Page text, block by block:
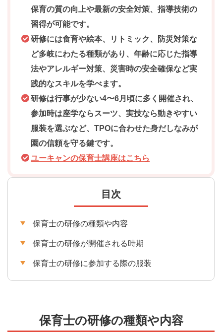
保育の質の向上や最新の安全対策、指導技術の
習得が可能です。
研修には食育や絵本、リトミック、防災対策な
ど多岐にわたる種類があり、年齢に応じた指導
法やアレルギー対策、災害時の安全確保など実
践的なスキルを学べます。
研修は行事が少ない4〜6月頃に多く開催され、
参加時は座学ならスーツ、実技なら動きやすい
服装を選ぶなど、TPOに合わせた身だしなみが
園の信頼を守る鍵です。
ユーキャンの保育士講座はこちら
目次
保育士の研修の種類や内容
保育士の研修が開催される時期
保育士の研修に参加する際の服装
保育士の研修の種類や内容